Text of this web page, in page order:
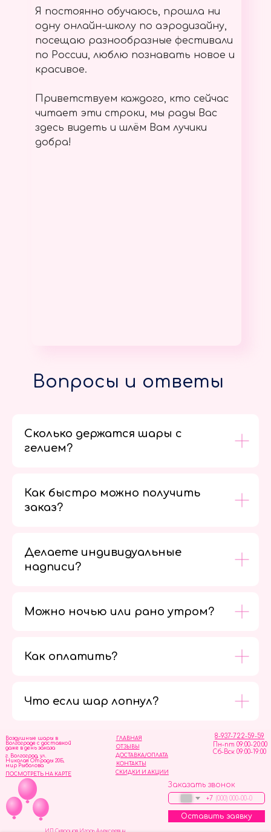
Я постоянно обучаюсь, прошла ни
одну онлайн-школу по аэродизайну,
посещаю разнообразные фестивали
по России, люблю познавать новое и
красивое.
Приветствуем каждого, кто сейчас
читает эти строки, мы рады Вас
здесь видеть и шлём Вам лучики
добра!
Вопросы и ответы
Сколько держатся шары с
гелием?
Как быстро можно получить
заказ?
Делаете индивидуальные
надписи?
Можно ночью или рано утром?
Как оплатить?
Что если шар лопнул?
ОТЗЫВЫ
ГЛАВНАЯ
ДОСТАВКА/ОПЛАТА
СКИДКИ И АКЦИИ
КОНТАКТЫ
8-937-722-59-59
Пн-пт 09:00-20:00
Сб-Вск 09:00-19:00
Воздушные шары в
Волгограде с доставкой
даже в день заказа
Заказать звонок
+7
Оставить заявку
г. Волгоград, ул.
Николая Отрады 20Б,
мир Рыболова
ПОСМОТРЕТЬ НА КАРТЕ